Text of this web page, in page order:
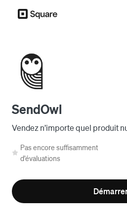
SendOwl
Vendez n’importe quel produit
Pas encore suffisamment
d’évaluations